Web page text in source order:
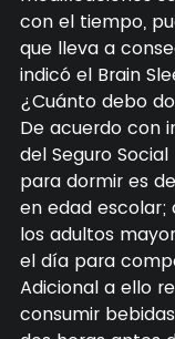
con el tiempo,
que lleva a
indicó el Brain
¿Cuánto debo
De acuerdo con
del Seguro
para dormir es
en edad escolar;
los adultos
el día para
Adicional a ello
consumir